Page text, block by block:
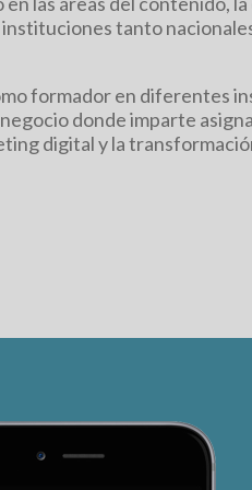
tanto
formador en diferentes
donde imparte
digital y la